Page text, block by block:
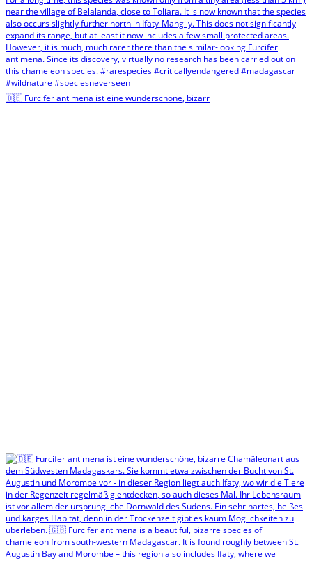
🇩🇪 Furcifer antimena ist eine wunderschöne, bizarr